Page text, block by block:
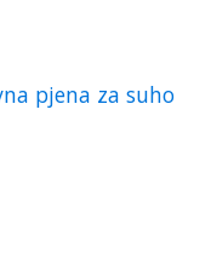
pjena za suho